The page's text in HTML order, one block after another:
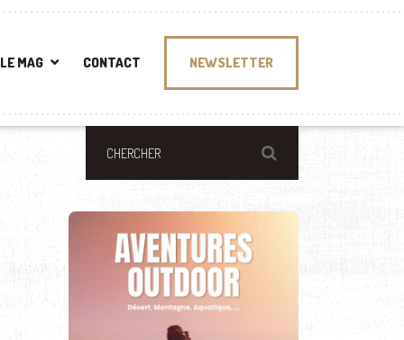
LE MAG CONTACT NEWSLETTER